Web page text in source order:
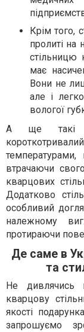
Крім того,
пролиті на
стільницю
має
Вони не
але і
вологої
А ще такі
втрачаючи
кварцових
Додатково
особливий
належному
протираючи
Де саме в
та
Не дивлячись
кварцову
якості
запрошуємо